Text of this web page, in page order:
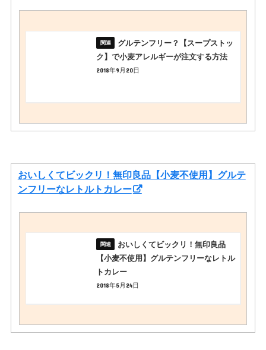
グルテンフリー？【スープストッ
ク】で小麦アレルギーが注文する方法
2018年9月20日
おいしくてビックリ！無印良品【小麦不使用】グルテ
ンフリーなレトルトカレー
おいしくてビックリ！無印良品
【小麦不使用】グルテンフリーなレトル
トカレー
2018年5月24日